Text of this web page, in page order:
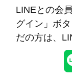
LINEとの会
グイン」ボ
だの方は、